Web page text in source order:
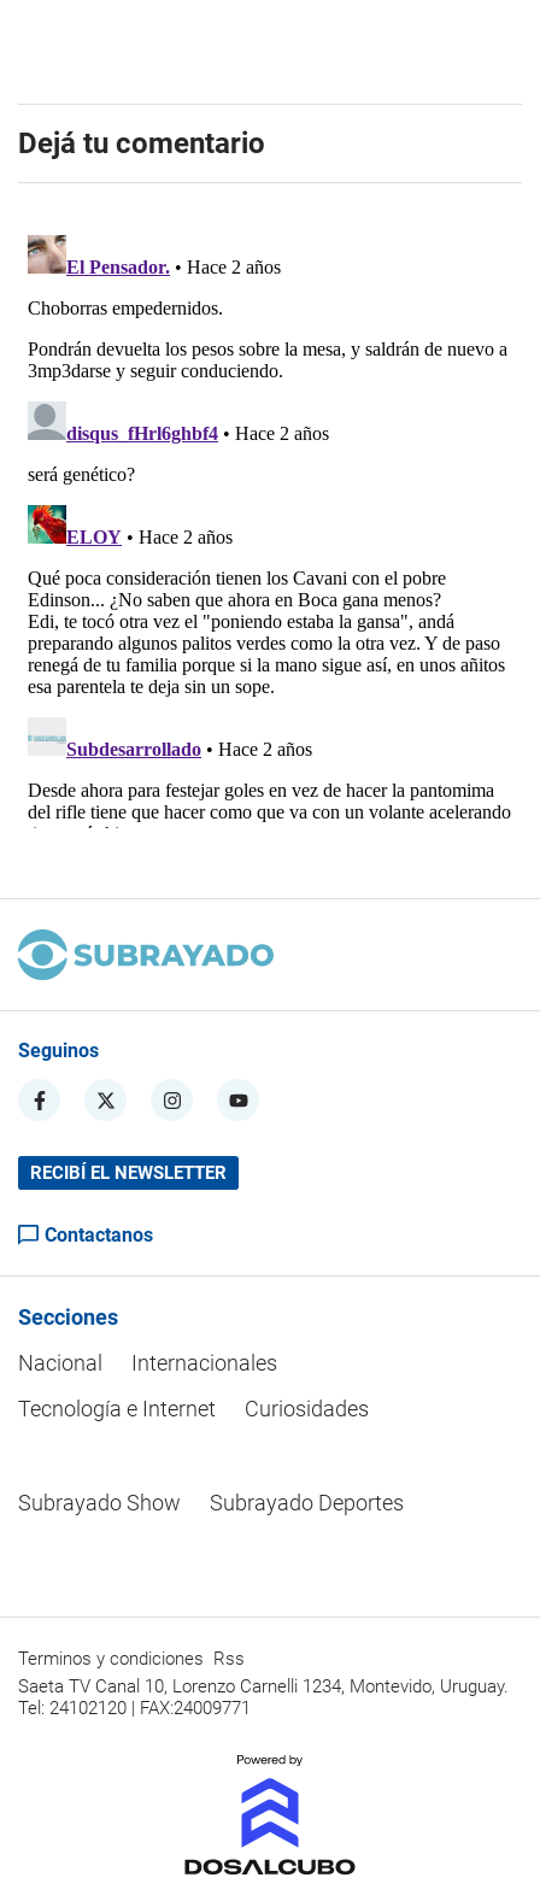
Dejá tu comentario
Seguinos
RECIBÍ EL NEWSLETTER
Contactanos
Secciones
Nacional
Internacionales
Tecnología e Internet
Curiosidades
Subrayado Show Subrayado Deportes
Terminos y condiciones Rss
Saeta TV Canal 10, Lorenzo Carnelli 1234, Montevido, Uruguay.
Tel: 24102120 | FAX:24009771